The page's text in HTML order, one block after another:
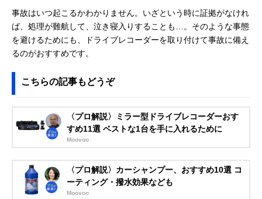
事故はいつ起こるかわかりません。いざという時に証拠がなけれ
ば、処理が難航して、泣き寝入りすることも…。そのような事態
を避けるためにも、ドライブレコーダーを取り付けて事故に備え
るのがおすすめです。
こちらの記事もどうぞ
〈プロ解説〉ミラー型ドライブレコーダーおす
すめ11選 ベストな1台を手に入れるために
Moovoo
〈プロ解説〉カーシャンプー、おすすめ10選 コ
ーティング・撥水効果なども
Moovoo